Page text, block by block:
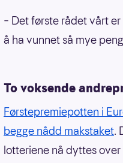
– Det første rådet vårt
å ha vunnet så mye
To voksende
Førstepremiepotten i
begge nådd makstaket.
lotteriene nå dyttes